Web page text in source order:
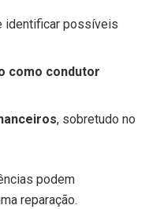
identificar possíveis
como condutor
, sobretudo no
podem
reparação.